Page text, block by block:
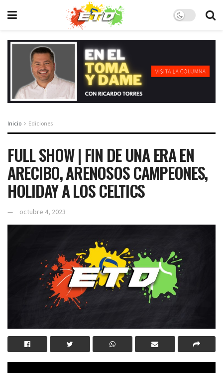
Inicio Ediciones
FULL SHOW | FIN DE UNA ERA EN
ARECIBO, ARENOSOS CAMPEONES,
HOLIDAY A LOS CELTICS
octubre 4, 2023